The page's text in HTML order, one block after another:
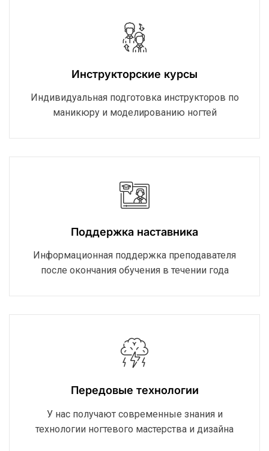
Инструкторские курсы
Индивидуальная подготовка инструкторов по
маникюру и моделированию ногтей
Поддержка наставника
Информационная поддержка преподавателя
после окончания обучения в течении года
Передовые технологии
У нас получают современные знания и
технологии ногтевого мастерства и дизайна